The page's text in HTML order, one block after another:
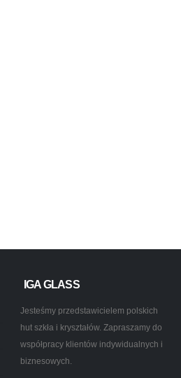
IGA GLASS
Jesteśmy przedstawicielem polskich
hut szkła i kryształów. Zapraszamy do
współpracy klientów indywidualnych i
biznesowych.